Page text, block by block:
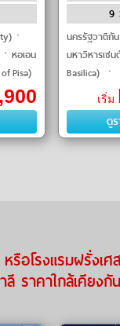
ㆍ
หอเอน
Pisa)
ระรา
9
นครรัฐวาติกั
มหาวิหารเซ
Basilica) ㆍ
Fountain)
(Spanish
เริ่ม
ดู
อโรงแรมฝรั่งเศ
ลี ราคาใกล้เคียงกัน